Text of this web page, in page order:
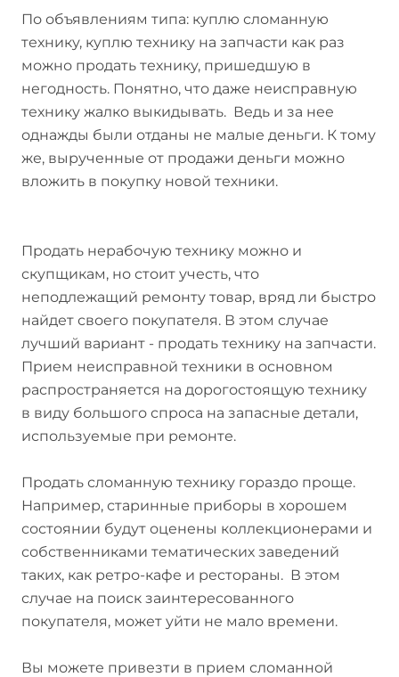
По объявлениям типа: куплю сломанную
технику, куплю технику на запчасти как раз
можно продать технику, пришедшую в
негодность. Понятно, что даже неисправную
технику жалко выкидывать. Ведь и за нее
однажды были отданы не малые деньги. К тому
же, вырученные от продажи деньги можно
вложить в покупку новой техники.
Продать нерабочую технику можно и
скупщикам, но стоит учесть, что
неподлежащий ремонту товар, вряд ли быстро
найдет своего покупателя. В этом случае
лучший вариант - продать технику на запчасти.
Прием неисправной техники в основном
распространяется на дорогостоящую технику
в виду большого спроса на запасные детали,
используемые при ремонте.
Продать сломанную технику гораздо проще.
Например, старинные приборы в хорошем
состоянии будут оценены коллекционерами и
собственниками тематических заведений
таких, как ретро-кафе и рестораны. В этом
случае на поиск заинтересованного
покупателя, может уйти не мало времени.
Вы можете привезти в прием сломанной